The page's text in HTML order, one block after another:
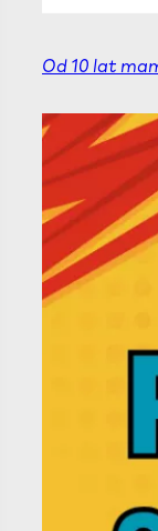
Od 10 lat